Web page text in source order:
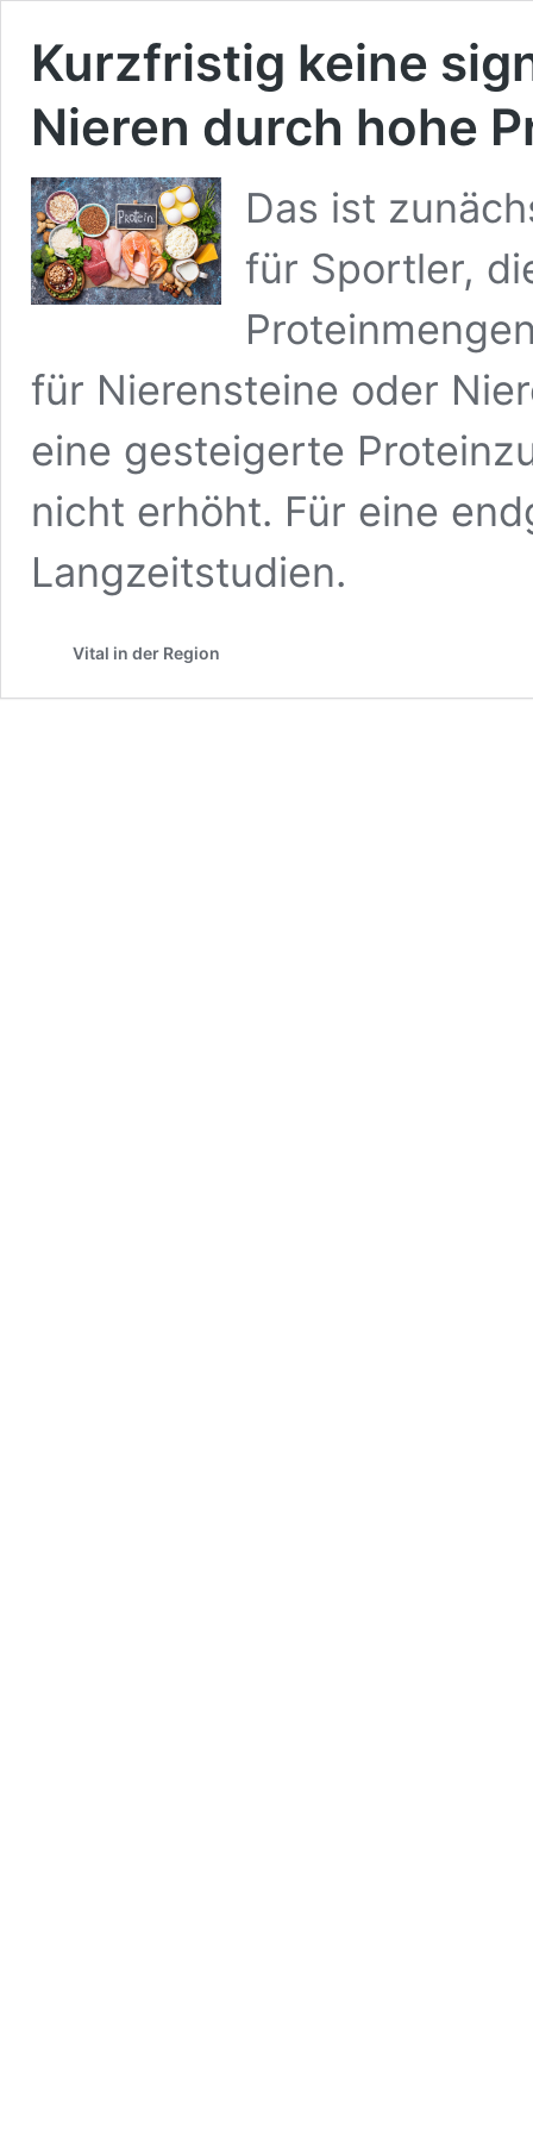
Kurzfristig keine
Nieren durch hohe
Das ist
für Sportler,
für Nierensteine oder
eine gesteigerte
nicht erhöht. Für eine
Langzeitstudien.
Vital in der Region